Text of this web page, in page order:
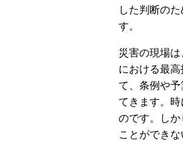
した判断の
す。
災害の現場
における最
て、条例や
てきます。
のです。し
ことができ